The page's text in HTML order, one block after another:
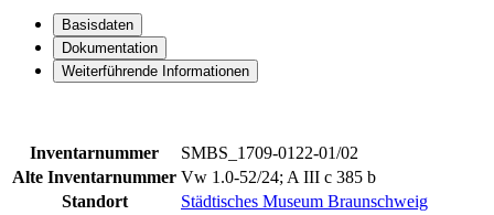
Basisdaten
Dokumentation
Weiterführende Informationen
Inventarnummer
SMBS_1709-0122-01/02
Alte Inventarnummer Vw 1.0-52/24; A III c 385 b
Standort
Städtisches Museum Braunschweig